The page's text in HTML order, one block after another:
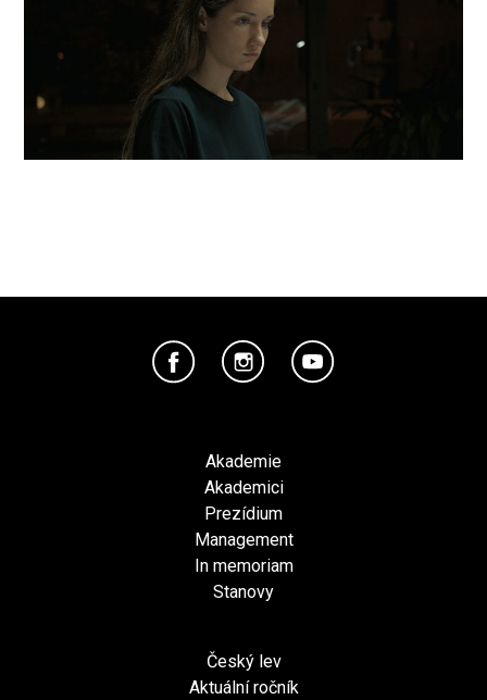
Akademie
Akademici
Prezídium
Management
In memoriam
Stanovy
Český lev
Aktuální ročník